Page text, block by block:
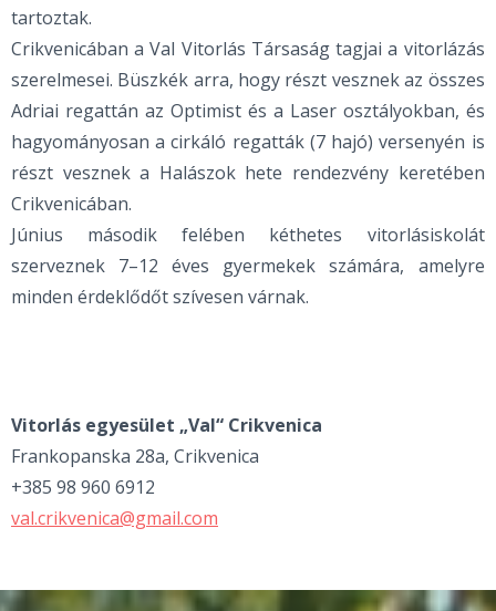
tartoztak.
Crikvenicában a Val Vitorlás Társaság tagjai a vitorlázás
szerelmesei. Büszkék arra, hogy részt vesznek az összes
Adriai regattán az Optimist és a Laser osztályokban, és
hagyományosan a cirkáló regatták (7 hajó) versenyén is
részt vesznek a Halászok hete rendezvény keretében
Crikvenicában.
Június második felében kéthetes vitorlásiskolát
szerveznek 7–12 éves gyermekek számára, amelyre
minden érdeklődőt szívesen várnak.
Vitorlás egyesület „Val“ Crikvenica
Frankopanska 28a, Crikvenica
+385 98 960 6912
val.crikvenica@gmail.com